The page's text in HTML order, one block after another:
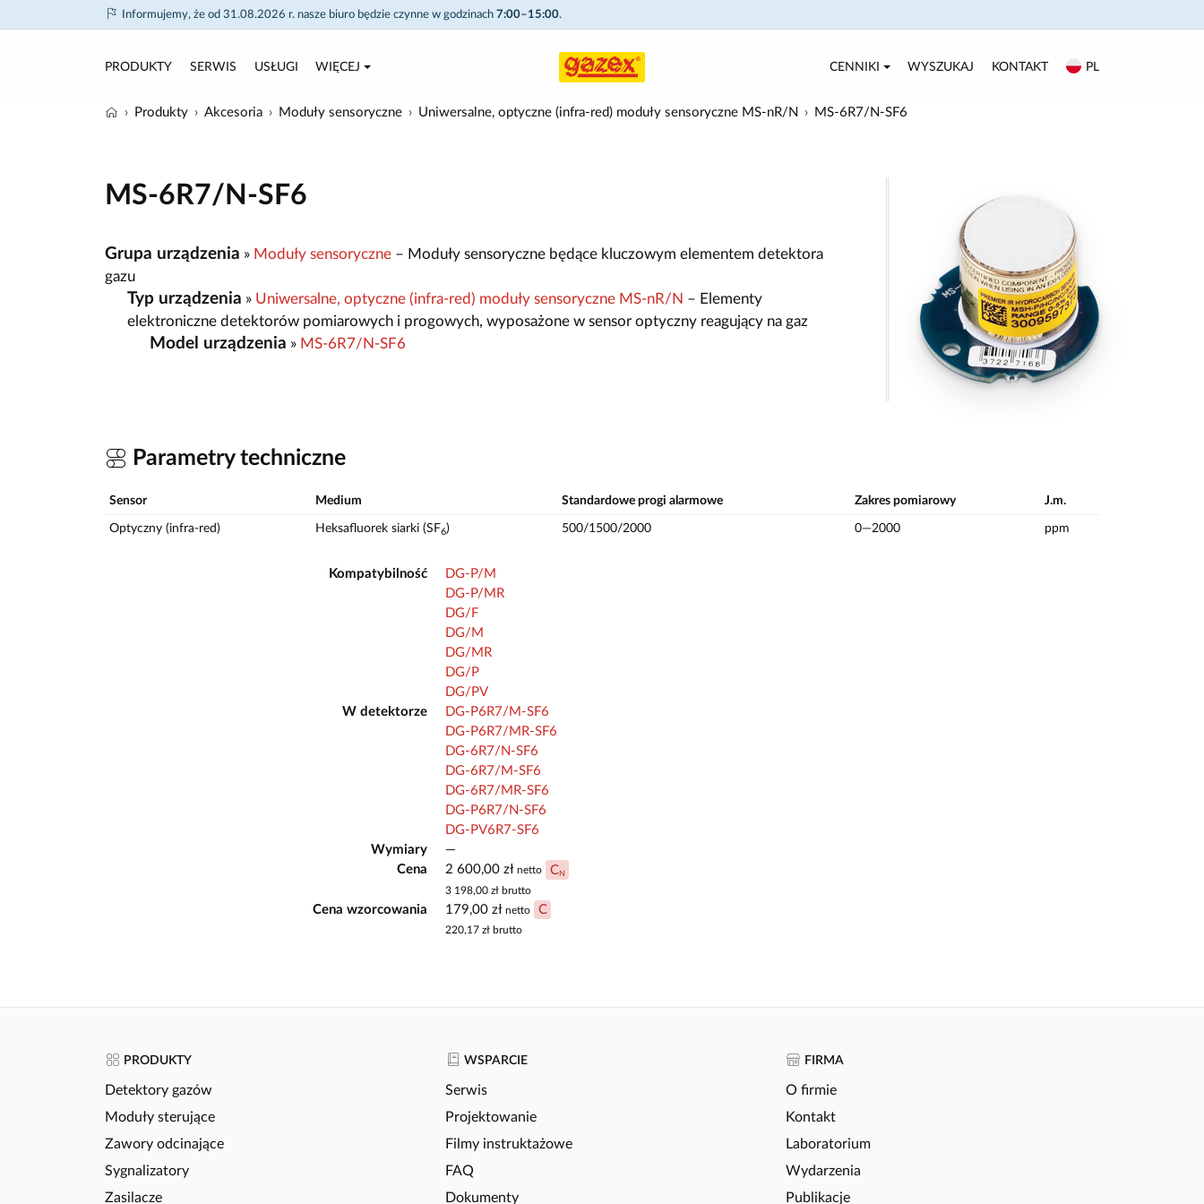
Informujemy, że od 31.08.2026 r. nasze biuro będzie czynne w godzinach 7:00–15:00.
PRODUKTY SERWIS USŁUGI WIĘCEJ CENNIKI WYSZUKAJ KONTAKT PL
Produkty Akcesoria Moduły sensoryczne Uniwersalne, optyczne (infra-red) moduły sensoryczne MS-nR/N MS-6R7/N-SF6
MS-6R7/N-SF6
Grupa urządzenia » Moduły sensoryczne – Moduły sensoryczne będące kluczowym elementem detektora
gazu
Typ urządzenia » Uniwersalne, optyczne (infra-red) moduły sensoryczne MS-nR/N – Elementy
elektroniczne detektorów pomiarowych i progowych, wyposażone w sensor optyczny reagujący na gaz
Model urządzenia » MS-6R7/N-SF6
Parametry techniczne
Sensor Medium Standardowe progi alarmowe Zakres pomiarowy J.m.
Optyczny (infra-red) Heksafluorek siarki (SF6) 500/1500/2000 0—2000 ppm
Kompatybilność
DG-P/M
DG-P/MR
DG/F
DG/M
DG/MR
DG/P
DG/PV
W detektorze
DG-P6R7/M-SF6
DG-P6R7/MR-SF6
DG-6R7/N-SF6
DG-6R7/M-SF6
DG-6R7/MR-SF6
DG-P6R7/N-SF6
DG-PV6R7-SF6
Wymiary
—
Cena
2 600,00 zł netto CN
3 198,00 zł brutto
Cena wzorcowania 179,00 zł netto C
220,17 zł brutto
PRODUKTY
Detektory gazów
Moduły sterujące
Zawory odcinające
Sygnalizatory
Zasilacze
WSPARCIE
Serwis
Projektowanie
Filmy instruktażowe
FAQ
Dokumenty
FIRMA
O firmie
Kontakt
Laboratorium
Wydarzenia
Publikacje